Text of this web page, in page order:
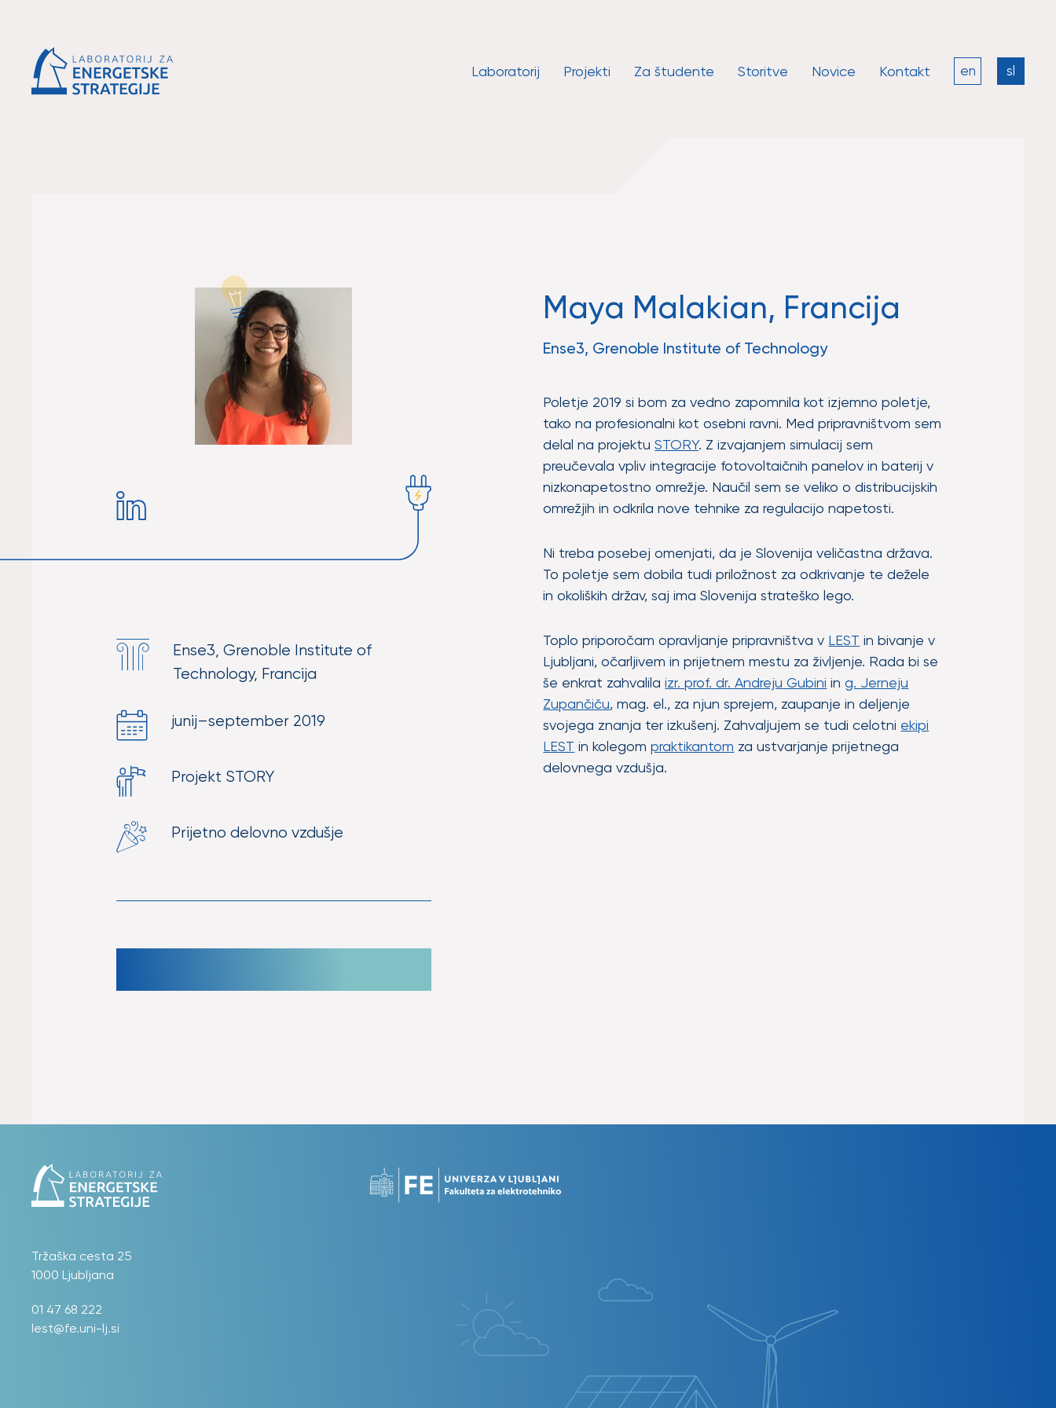
Laboratorij Projekti Za študente Storitve Novice Kontakt en sl
Maya Malakian, Francija
Ense3, Grenoble Institute of Technology
Poletje 2019 si bom za vedno zapomnila kot izjemno poletje,
tako na profesionalni kot osebni ravni. Med pripravništvom sem
delal na projektuSTORY. Z izvajanjem simulacij sem
preučevala vpliv integracije fotovoltaičnih panelov in baterij v
nizkonapetostno omrežje. Naučil sem se veliko o distribucijskih
omrežjih in odkrila nove tehnike za regulacijo napetosti.
Ni treba posebej omenjati, da je Slovenija veličastna država.
To poletje sem dobila tudi priložnost za odkrivanje te dežele
in okoliških držav, saj ima Slovenija strateško lego.
Toplo priporočam opravljanje pripravništva v LEST in bivanje v
Ljubljani, očarljivem in prijetnem mestu za življenje. Rada bi se
še enkrat zahvalilaizr. prof. dr. Andreju Gubini ing. Jerneju
Zupančiču, mag. el., za njun sprejem, zaupanje in deljenje
svojega znanja ter izkušenj. Zahvaljujem se tudi celotni ekipi
LEST in kolegompraktikantom za ustvarjanje prijetnega
delovnega vzdušja.
Ense3, Grenoble Institute of
Technology, Francija
junij–september 2019
Projekt STORY
Prijetno delovno vzdušje
Tržaška cesta 25
1000 Ljubljana
01 47 68 222
lest@fe.uni-lj.si